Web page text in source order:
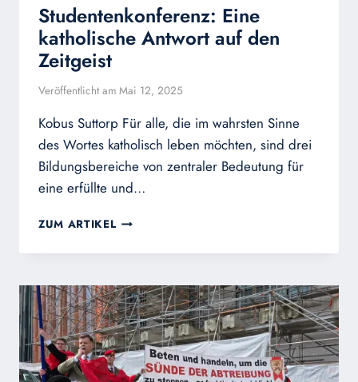
Studentenkonferenz: Eine
katholische Antwort auf den
Zeitgeist
Veröffentlicht am Mai 12, 2025
Kobus Suttorp Für alle, die im wahrsten Sinne
des Wortes katholisch leben möchten, sind drei
Bildungsbereiche von zentraler Bedeutung für
eine erfüllte und…
ZUM ARTIKEL STUDENTENKONFERENZ:
KATHOLISCHE
AUF
DEN
ZEITGEIST